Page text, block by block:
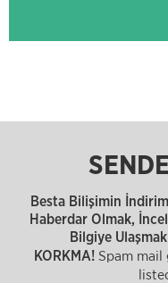
Besta Bilişimin
Haberdar Olmak,
Bilgiye
KORKMA! Spam